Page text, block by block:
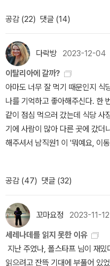
프랑크푸르트로 가서 보스턴행
한 좌석에 앉아 화이트포트와인
트북을 꺼내 글을 쓴다. 물론 전에
위해 복사-붙이는 작업이 훨씬 많
직 대외협력과 공무원이었다가
를 냈다. 열네 살의 아들을 키우는
적갈색 머리카락과 근육질 몸매
하나 보고 결혼했다가 요지부동
닌 건장한 남자라고 오해했다는
인감도장 찍었다. 아흐메트는 법
자기 성姓을 물려받은 아들 케렘
마인 마야가 집세와 교육비를 위
륵. 애인이라기보다 요새 말로 보
유로운 사람으로 구속이나 관계
결혼할 마음도 없다. 이건 마야 말
는 것처럼 보이는 타륵도 마찬가
다니는 타륵은 그리 잘 생기지
의 인플레이션에 시달리는 21세
수 있는 건, 책을 붙들고 읽어 나
떻게 변할지는 알 수 없다. 삼십
친 것이 몇 있긴 해도 (진짜 있기
가 없다. 그건 우리 할아버지의
오늘의 이런 건전한 생각(?)이 앞
온갖 것을 다 쏟아부어도 ‘영 오
날은 또 따라붙기 마련이다. 그런
않은, 그저 글을 썼기 때문에 견
고 마음을 헤아려보며, 잠깐 내
몰입할 수 있을 만큼의 여유, 그
어 ‘이만해도 됐지 뭐’ 하며 지나
다시 책을 편다.돌고 돌아 7월에
는 일은 늘 그렇다. 읽고 싶은 마
는다. 책 선택의 고민을 덜고, 또
얻는 일은 언제나 반갑고 귀한 일.
겨주신 알라디너님들께 감사의
다. 앞서 호아킨의 문장 하나를
분이다. 소위 LDT, 레르몬토프,
하는 러시아 3인방의 위명에 눌려
읽어보니 이게 웬일? 오블로모프
는’ 조아키노 로시니의 도플갱어
살 수 있다면 을매나 좋을꼬? 이
고 선택하시라.3. 이보 안드리치,
애 리스트 가운데 한 권인데 독자
016년에 내가 가장 감명 깊게 읽
팩트를 준 작품이건만 역시 소설
세기 초반에 만든 돌다리. 다리를
키예 소년병으로 편입한 시절부
모옌, <홍까오량 가족> 또는 <붉
작품의 전형. 예전에 있었던 창피
한 솔직한 기록. 1920년대부터
지역에서 있었던 항일, 국공, 토
던 인민들의 적나라한 모습. 그리
리 나오는 영화가 이 책의 1`부에
스터디카페 다녀와서 신나게 책
뭔가 이상했다. 박스 틈새로 보이
다. 덤을 주신 건가… 그러나 모두
터 처음 접하는 책들… 책 상자 열
않는구나… 인생 한 방 있는 걸까
까… 판매자님과 연락을 취하고,
책 만화책만 받으신 다른 구매자
다 7권의 책을 주문해서 책 배송
거기 잘 있군요… 다시 반품 과정
주고 판매자님이 보상하시는 걸
이거 알라딘이 알면 안 되는가?)
다시 포장하고, 택배 예약하다
0년을 샀어도 책 잘못 보낸 경우
상은 넓고 다양한 책이 존재한다
은 기회였다. 두 사람에게 같은
려서 날벼락 떨어진 흘러간 옛 가
이 듣고 가시죠. 쿨의 운명…
공감 (22) 댓글 (14)
다락방 2023-12-04
이탈리아에 갈까?
아마도 너무 잘 먹기 때문인지 식
나를 기억하고 좋아해주신다. 한
같이 점심 먹으러 갔는데 식당 사
기에 사람이 많아 다른 곳에 갔더
해주셔서 남직원1 이 '뭐예요, 이
때는 직원분이 내 어깨에 손을
같이 앉아서 술먹고 싶네' 하신 적
나름 식당에서 먹히는 얼굴인가
ㅋ 나는 식당이든 레스토랑이든
다. 그보다는 유쾌한 경험을 더 많
스토랑 갔다가 서비스로 칵테일과
다니면 꼭 뭔가를 얻어 먹게 되더
공감 (47) 댓글 (32)
꼬마요정 2023-11-12
세레나데를 읽지 못한 이유
지난 주였나, 폴스타프 님이 재
읽으려고 잔뜩 기대에 부풀어 있